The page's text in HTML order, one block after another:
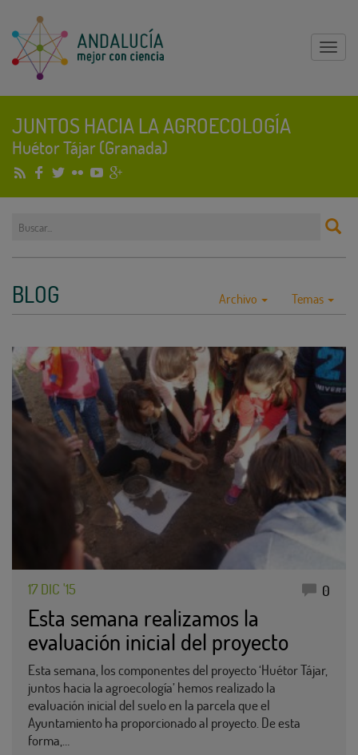
menu
JUNTOS HACIA LA AGROECOLOGÍA
Huétor Tájar (Granada)
BLOG Archivo Temas
17 DIC '15 0
Esta semana realizamos la
evaluación inicial del proyecto
Esta semana, los componentes del proyecto ‘Huétor Tájar,
juntos hacia la agroecología’ hemos realizado la
evaluación inicial del suelo en la parcela que el
Ayuntamiento ha proporcionado al proyecto. De esta
forma,…